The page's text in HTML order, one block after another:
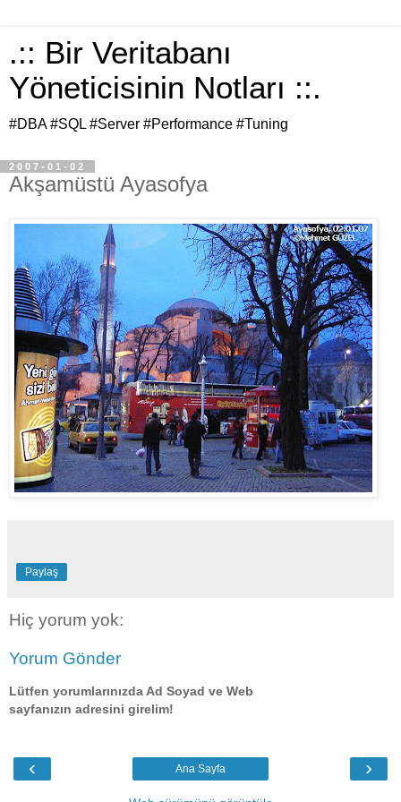
.:: Bir Veritabanı
Yöneticisinin Notları ::.
#DBA #SQL #Server #Performance #Tuning
2007-01-02
Akşamüstü Ayasofya
Paylaş
Hiç yorum yok:
Yorum Gönder
Lütfen yorumlarınızda Ad Soyad ve Web
sayfanızın adresini girelim!
‹ ›
Ana Sayfa